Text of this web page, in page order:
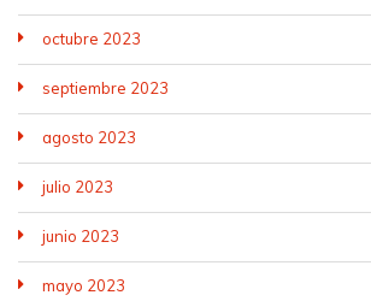
octubre 2023
septiembre 2023
agosto 2023
julio 2023
junio 2023
mayo 2023